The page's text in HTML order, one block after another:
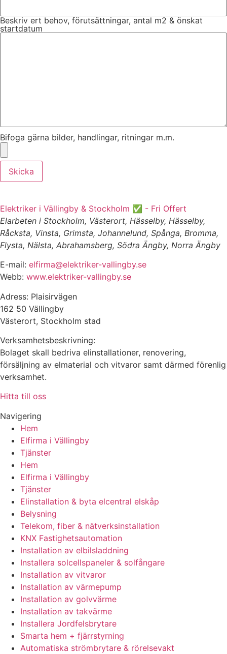
Beskriv ert behov, förutsättningar, antal m2 & önskat
startdatum
Bifoga gärna bilder, handlingar, ritningar m.m.
Skicka
Elektriker i Vällingby & Stockholm ✅ - Fri Offert
Elarbeten i Stockholm, Västerort, Hässelby, Hässelby,
Råcksta, Vinsta, Grimsta, Johannelund, Spånga, Bromma,
Flysta, Nälsta, Abrahamsberg, Södra Ängby, Norra Ängby
E-mail: elfirma@elektriker-vallingby.se
Webb: www.elektriker-vallingby.se
Adress: Plaisirvägen
162 50 Vällingby
Västerort, Stockholm stad
Verksamhetsbeskrivning:
Bolaget skall bedriva elinstallationer, renovering,
försäljning av elmaterial och vitvaror samt därmed förenlig
verksamhet.
Hitta till oss
Navigering
Hem
Elfirma i Vällingby
Tjänster
Hem
Elfirma i Vällingby
Tjänster
Elinstallation & byta elcentral elskåp
Belysning
Telekom, fiber & nätverksinstallation
KNX Fastighetsautomation
Installation av elbilsladdning
Installera solcellspaneler & solfångare
Installation av vitvaror
Installation av värmepump
Installation av golvvärme
Installation av takvärme
Installera Jordfelsbrytare
Smarta hem + fjärrstyrning
Automatiska strömbrytare & rörelsevakt